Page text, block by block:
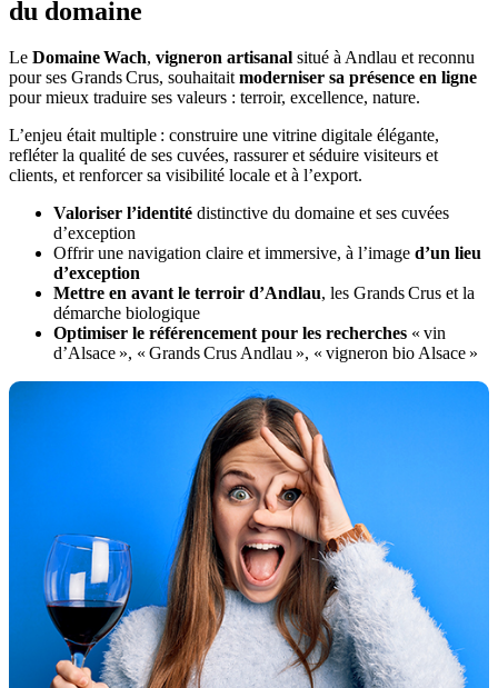
du domaine
Le Domaine Wach, vigneron artisanal situé à Andlau et reconnu
pour ses Grands Crus, souhaitaitmoderniser sa présence en ligne
pour mieux traduire ses valeurs : terroir, excellence, nature.
L’enjeu était multiple : construire une vitrine digitale élégante,
refléter la qualité de ses cuvées, rassurer et séduire visiteurs et
clients, et renforcer sa visibilité locale et à l’export.
Valoriser l’identité distinctive du domaine et ses cuvées
d’exception
Offrir une navigation claire et immersive, à l’image d’un lieu
d’exception
Mettre en avant le terroir d’Andlau, les Grands Crus et la
démarche biologique
Optimiser le référencement pour les recherches « vin
d’Alsace », « Grands Crus Andlau », « vigneron bio Alsace »